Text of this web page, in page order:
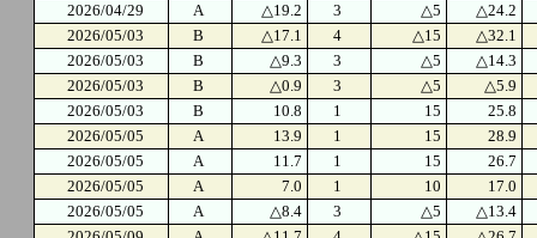
2026/04/29
A △19.2 3 △5
△24.2
2026/05/03
B △17.1 4 △15
△32.1
2026/05/03
B △9.3 3 △5
△14.3
2026/05/03
B △0.9 3 △5
△5.9
2026/05/03
B 10.8 1 15
25.8
2026/05/05
A 13.9 1 15
28.9
2026/05/05
A 11.7 1 15
26.7
2026/05/05
A 7.0 1 10
17.0
2026/05/05
A △8.4 3 △5
△13.4